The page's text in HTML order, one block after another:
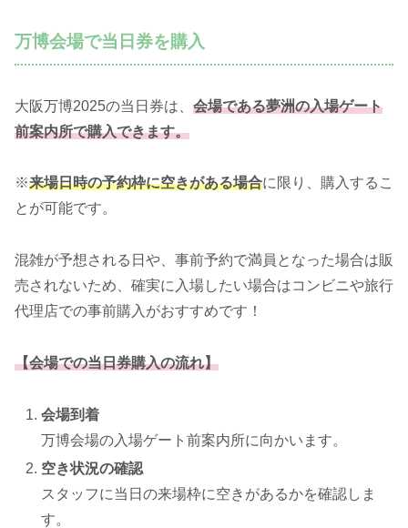
万博会場で当日券を購入
大阪万博2025の当日券は、 会場である夢洲の入場ゲート
前案内所で購入できます。
※来場日時の予約枠に空きがある場合に限り、購入するこ
とが可能です。
混雑が予想される日や、事前予約で満員となった場合は販
売されないため、確実に入場したい場合はコンビニや旅行
代理店での事前購入がおすすめです！
【会場での当日券購入の流れ】
会場到着
万博会場の入場ゲート前案内所に向かいます。
空き状況の確認
スタッフに当日の来場枠に空きがあるかを確認しま
す。